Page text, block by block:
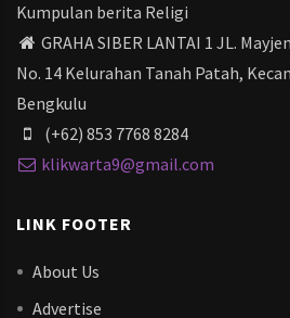
Kumpulan berita Religi
GRAHA SIBER LANTAI 1 JL.
No. 14 Kelurahan Tanah Patah,
Bengkulu
(+62) 853 7768 8284
klikwarta9@gmail.com
LINK FOOTER
About Us
Advertise